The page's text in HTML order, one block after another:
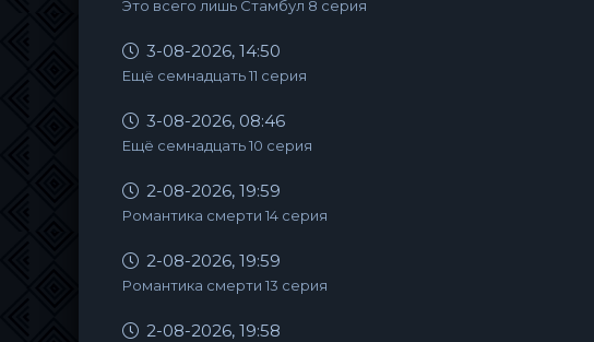
Это всего лишь Стамбул 8 серия
3-08-2026, 14:50
Ещё семнадцать 11 серия
3-08-2026, 08:46
Ещё семнадцать 10 серия
2-08-2026, 19:59
Романтика смерти 14 серия
2-08-2026, 19:59
Романтика смерти 13 серия
2-08-2026, 19:58